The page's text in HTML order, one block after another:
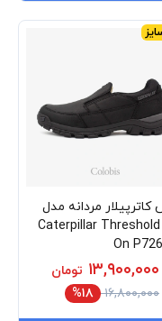
مردانه مدل
Caterpillar Threshold
On
۱۳,۹۰۰,۰۰۰ تومان
۱۶,۸۰۰,۰۰۰
%۱۸